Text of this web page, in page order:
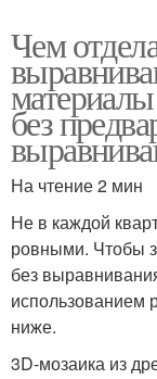
Чем
без
На чтение 2 мин
Не в каждой
ровными. Чтобы
без
использованием
ниже.
3D-мозаика из